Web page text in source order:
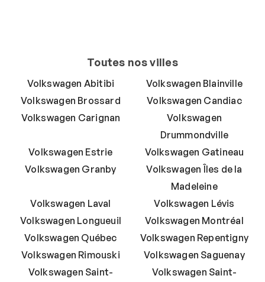
Toutes nos villes
Volkswagen Abitibi
Volkswagen Blainville
Volkswagen Brossard
Volkswagen Candiac
Volkswagen Carignan
Volkswagen
Drummondville
Volkswagen Estrie
Volkswagen Gatineau
Volkswagen Granby
Volkswagen Îles de la
Madeleine
Volkswagen Laval
Volkswagen Lévis
Volkswagen Longueuil
Volkswagen Montréal
Volkswagen Québec
Volkswagen Repentigny
Volkswagen Rimouski
Volkswagen Saguenay
Volkswagen Saint-
Volkswagen Saint-